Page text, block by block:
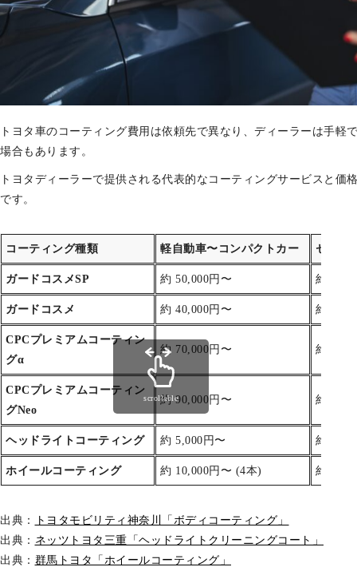
トヨタ車のコーティング費用は依頼先で異なり、ディーラーは手軽
場合もあります。
トヨタディーラーで提供される代表的なコーティングサービスと価
です。
コーティング種類 軽自動車〜コンパクトカー セダン
ガードコスメSP 約 50,000円〜 約
ガードコスメ 約 40,000円〜 約
CPCプレミアムコーティン
グα
約 70,000円〜 約
CPCプレミアムコーティン
グNeo
約 90,000円〜 約
ヘッドライトコーティング 約 5,000円〜 約
ホイールコーティング 約 10,000円〜 (4本) 約
scrollable
出典：
トヨタモビリティ神奈川「ボディコーティング」
出典： ネッツトヨタ三重「ヘッドライトクリーニングコート」
出典： 群馬トヨタ「ホイールコーティング」